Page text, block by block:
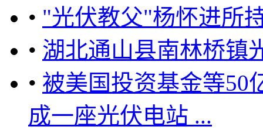
• "光伏教父"杨怀进所
• 湖北通山县南林桥镇
• 被美国投资基金等50
成一座光伏电站 ...